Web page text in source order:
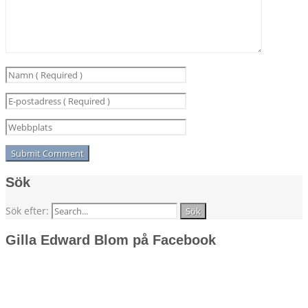
Sök
Sök efter:
Gilla Edward Blom på Facebook